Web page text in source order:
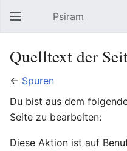
Hauptmenü öffnen Psiram
Quelltext der
← Spuren
Du bist aus dem
Seite zu bearbeiten:
Diese Aktion ist auf